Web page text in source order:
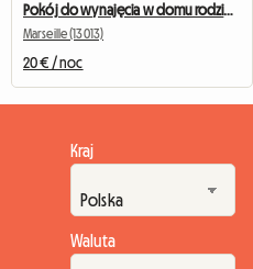
Pokój do wynajęcia w domu rodzinnym
Marseille (13013)
20 € / noc
Kraj
Waluta